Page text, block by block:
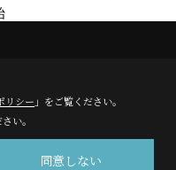
リシー 」をご覧ください。
い。
同意しない